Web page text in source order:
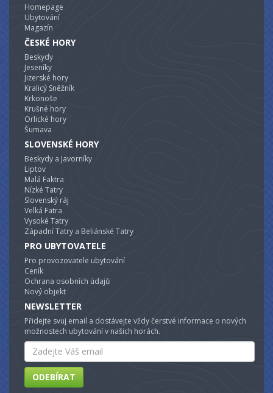
Homepage
Ubytování
Magazín
ČESKÉ HORY
Beskydy
Jeseníky
Jizerské hory
Kralicý Sněžník
Krkonoše
Krušné hory
Orlické hory
Šumava
SLOVENSKÉ HORY
Beskydy a Javorníky
Liptov
Malá Faktra
Nízké Tatry
Slovenský ráj
Velká Fatra
Vysoké Tatry
Západní Tatry a Beliánské Tatry
PRO UBYTOVATELE
Pro provozovatele ubytování
Ceník
Ochrana osobních údajů
Nový objekt
NEWSLETTER
Přidejte svuj email a dostávejte vždy čerstvé informace o nových
možnostech ubytování v našich horách.
Email
ODEBÍRAT